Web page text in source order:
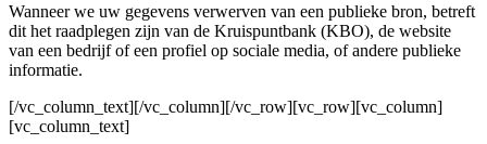
Wanneer we uw gegevens verwerven van een publieke bron, betreft
dit het raadplegen zijn van de Kruispuntbank (KBO), de website
van een bedrijf of een profiel op sociale media, of andere publieke
informatie.
[/vc_column_text][/vc_column][/vc_row][vc_row][vc_column]
[vc_column_text]